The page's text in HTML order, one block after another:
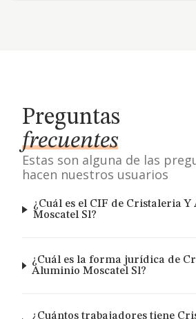
Preguntas
frecuentes
Estas son alguna de las
hacen nuestros usuarios
¿Cuál es el CIF de Cristaleria
Moscatel Sl?
¿Cuál es la forma jurídica de
Aluminio Moscatel Sl?
¿Cuántos trabajadores tiene